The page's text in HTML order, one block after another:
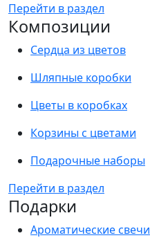
Перейти в раздел
Композиции
Сердца из цветов
Шляпные коробки
Цветы в коробках
Корзины с цветами
Подарочные наборы
Перейти в раздел
Подарки
Ароматические свечи